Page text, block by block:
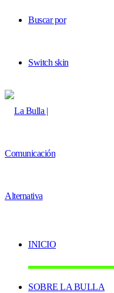
Buscar por
Switch skin
INICIO
SOBRE LA BULLA